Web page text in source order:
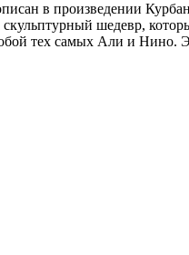
в произведении
шедевр,
тех самых Али и Нино.